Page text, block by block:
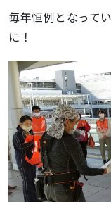
毎年恒例となって
に！